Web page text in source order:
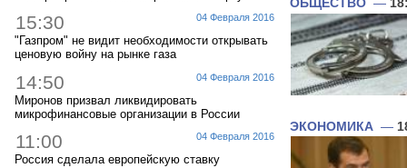
04 Февраля 2016
15:30
"Газпром" не видит необходимости открывать
ценовую войну на рынке газа
04 Февраля 2016
14:50
Миронов призвал ликвидировать
микрофинансовые организации в России
04 Февраля 2016
11:00
Россия сделала европейскую ставку
ОБЩЕСТВО —
ЭКОНОМИКА —